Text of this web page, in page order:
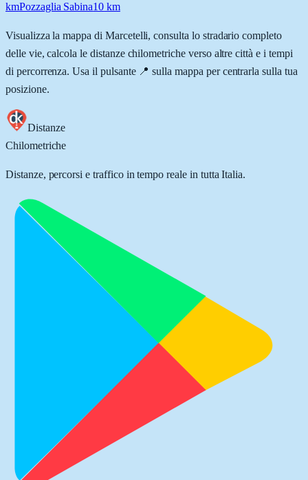
kmPozzaglia Sabina10 km
Visualizza la mappa di Marcetelli, consulta lo stradario completo
delle vie, calcola le distanze chilometriche verso altre città e i tempi
di percorrenza. Usa il pulsante 📍 sulla mappa per centrarla sulla tua
posizione.
Distanze
Chilometriche
Distanze, percorsi e traffico in tempo reale in tutta Italia.